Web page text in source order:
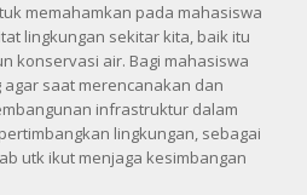
memahamkan pada mahasiswa
lingkungan sekitar kita, baik itu
konservasi air. Bagi mahasiswa
saat merencanakan dan
infrastruktur dalam
lingkungan, sebagai
utk ikut menjaga kesimbangan